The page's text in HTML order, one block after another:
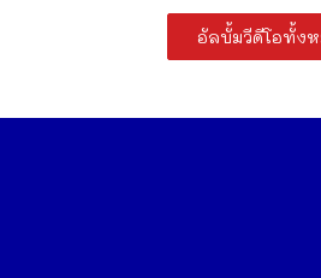
อัลบั้มวีดีโอทั้ง